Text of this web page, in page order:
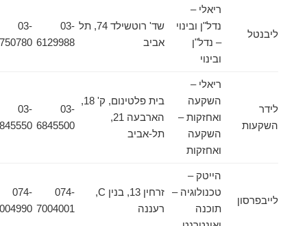
ליבנטל
ריאלי –
נדל"ן ובינוי
– נדל"ן
ובינוי
שד' רוטשילד 74, תל
אביב
03-
6129988
5750780
לידר
השקעות
ריאלי –
השקעה
ואחזקות –
השקעה
ואחזקות
בית פלטינום, ק' 18,
הארבעה 21,
תל-אביב
03-
6845500
6845550
לייבפרסון
הייטק –
טכנולוגיה –
תוכנה
זרחין 13, בנין C,
רעננה
074-
7004001
074-
7004990